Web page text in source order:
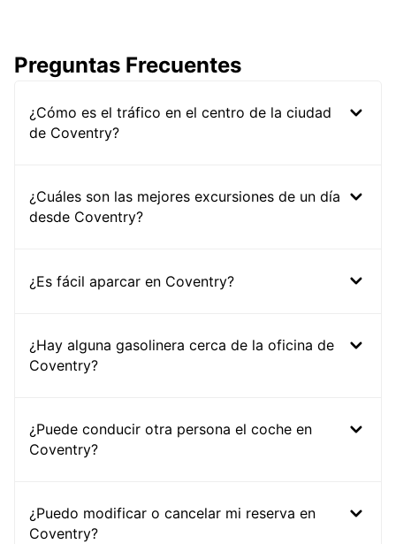
Preguntas Frecuentes
¿Cómo es el tráfico en el centro de la ciudad
de Coventry?
¿Cuáles son las mejores excursiones de un día
desde Coventry?
¿Es fácil aparcar en Coventry?
¿Hay alguna gasolinera cerca de la oficina de
Coventry?
¿Puede conducir otra persona el coche en
Coventry?
¿Puedo modificar o cancelar mi reserva en
Coventry?